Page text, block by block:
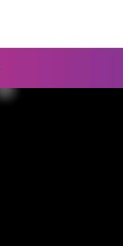
чтобы
народы...